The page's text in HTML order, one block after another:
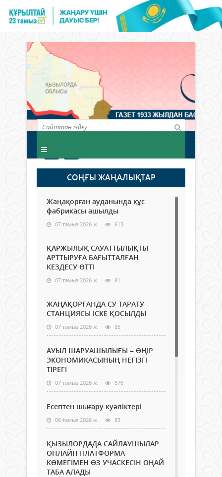
СОҢҒЫ ЖАҢАЛЫҚТАР
Жаңақорған ауданында құс
фабрикасы ашылды
07 тамыз 2026 ж. 613
ҚАРЖЫЛЫҚ САУАТТЫЛЫҚТЫ
АРТТЫРУҒА БАҒЫТТАЛҒАН
КЕЗДЕСУ ӨТТІ
07 тамыз 2026 ж. 81
ЖАҢАҚОРҒАНДА СУ ТАРАТУ
СТАНЦИЯСЫ ІСКЕ ҚОСЫЛДЫ
07 тамыз 2026 ж. 85
АУЫЛ ШАРУАШЫЛЫҒЫ – ӨҢІР
ЭКОНОМИКАСЫНЫҢ НЕГІЗГІ
ТІРЕГІ
07 тамыз 2026 ж. 576
Есептен шығару куәліктері
06 тамыз 2026 ж. 83
ҚЫЗЫЛОРДАДА САЙЛАУШЫЛАР
ОНЛАЙН ПЛАТФОРМА
КӨМЕГІМЕН ӨЗ УЧАСКЕСІН ОҢАЙ
ТАБА АЛАДЫ